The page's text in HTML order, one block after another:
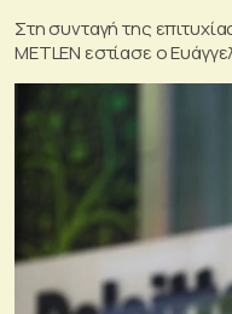
Στη συνταγή της
METLEN εστίασε ο